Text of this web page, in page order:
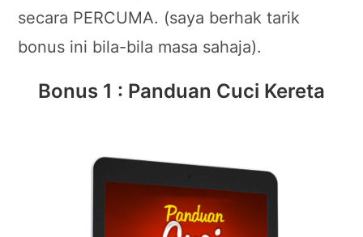
secara PERCUMA. (saya berhak tarik
bonus ini bila-bila masa sahaja).
Bonus 1 : Panduan Cuci Kereta